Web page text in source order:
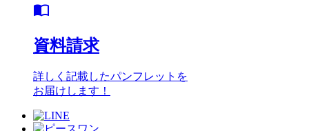
import_contacts
資料請求
詳しく記載したパンフレットを
お届けします！